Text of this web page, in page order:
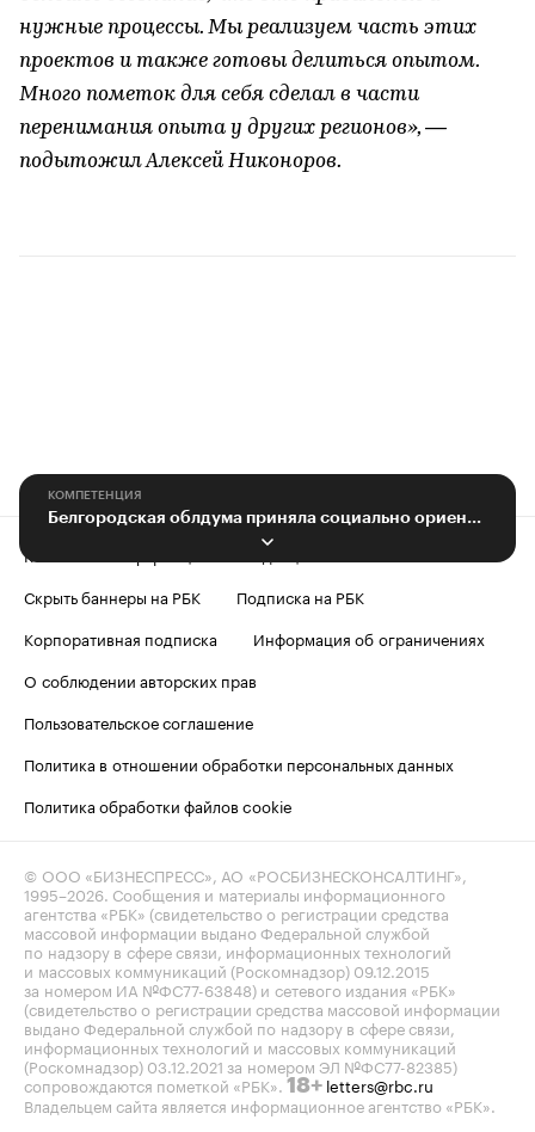
нужные процессы. Мы реализуем часть этих
проектов и также готовы делиться опытом.
Много пометок для себя сделал в части
перенимания опыта у других регионов», —
подытожил Алексей Никоноров.
КОМПЕТЕНЦИЯ
Белгородская облдума приняла социально ориентированный бюджет
Контактная информация
Скрыть баннеры на РБК
Подписка на РБК
Корпоративная подписка
Информация об ограничениях
О соблюдении авторских прав
Пользовательское соглашение
Политика в отношении обработки персональных данных
Политика обработки файлов cookie
© ООО «БИЗНЕСПРЕСС», АО «РОСБИЗНЕСКОНСАЛТИНГ»,
1995–2026. Сообщения и материалы информационного
агентства «РБК» (свидетельство о регистрации средства
массовой информации выдано Федеральной службой
по надзору в сфере связи, информационных технологий
и массовых коммуникаций (Роскомнадзор) 09.12.2015
за номером ИА №ФС77-63848) и сетевого издания «РБК»
(свидетельство о регистрации средства массовой информации
выдано Федеральной службой по надзору в сфере связи,
информационных технологий и массовых коммуникаций
(Роскомнадзор) 03.12.2021 за номером ЭЛ №ФС77-82385)
сопровождаются пометкой «РБК». 18+ letters@rbc.ru
Владельцем сайта является информационное агентство «РБК».